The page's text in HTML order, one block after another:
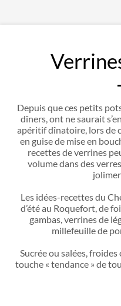
Depuis que ces petits
dîners, ont ne saurait
apéritif dînatoire, lors de
en guise de mise en
recettes de verrines
volume dans des
Les idées-recettes du
d’été au Roquefort, de
gambas, verrines de
millefeuille de
Sucrée ou salées,
touche « tendance » de